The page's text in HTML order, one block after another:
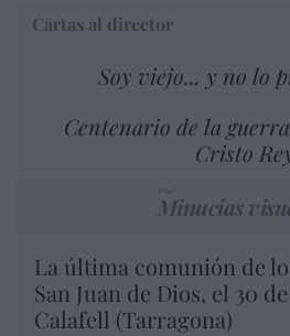
Cartas al director
Soy viejo... y no lo
Centenario de la
Cristo
Minucias
La última comunión de
San Juan de Dios, el 30
Calafell (Tarragona)